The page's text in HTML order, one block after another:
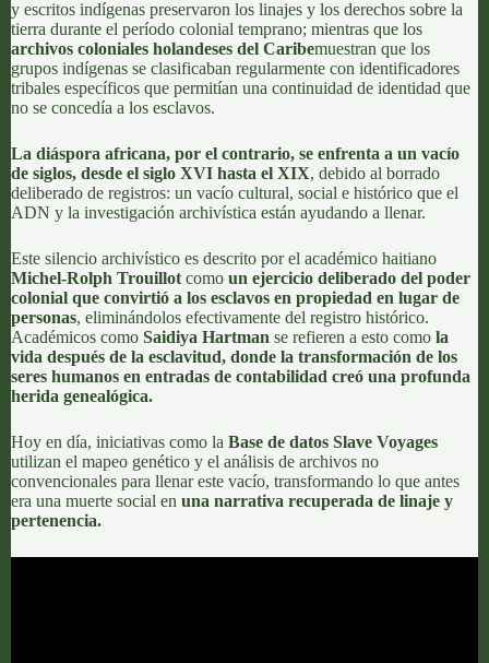
y escritos indígenas preservaron los linajes y los derechos sobre la
tierra durante el período colonial temprano; mientras que los
archivos coloniales holandeses del Caribemuestran que los
grupos indígenas se clasificaban regularmente con identificadores
tribales específicos que permitían una continuidad de identidad que
no se concedía a los esclavos.
La diáspora africana, por el contrario, se enfrenta a un vacío
de siglos, desde el siglo XVI hasta el XIX, debido al borrado
deliberado de registros: un vacío cultural, social e histórico que el
ADN y la investigación archivística están ayudando a llenar.
Este silencio archivístico es descrito por el académico haitiano
Michel-Rolph Trouillot como un ejercicio deliberado del poder
colonial que convirtió a los esclavos en propiedad en lugar de
personas, eliminándolos efectivamente del registro histórico.
Académicos como Saidiya Hartman se refieren a esto como la
vida después de la esclavitud, donde la transformación de los
seres humanos en entradas de contabilidad creó una profunda
herida genealógica.
Hoy en día, iniciativas como la Base de datos Slave Voyages
utilizan el mapeo genético y el análisis de archivos no
convencionales para llenar este vacío, transformando lo que antes
era una muerte social en una narrativa recuperada de linaje y
pertenencia.